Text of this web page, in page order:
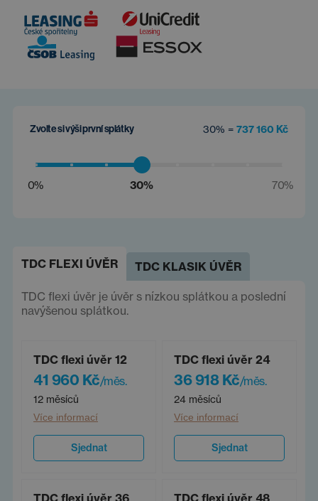
Zvolte si výši první splátky 30% = 737 160 Kč
0% 30% 70%
TDC FLEXI ÚVĚR TDC KLASIK ÚVĚR
TDC flexi úvěr je úvěr s nízkou splátkou a poslední
navýšenou splátkou.
TDC flexi úvěr 12
41 960 Kč/měs.
12 měsíců
Více informací
Sjednat
TDC flexi úvěr 24
36 918 Kč/měs.
24 měsíců
Více informací
Sjednat
TDC flexi úvěr 36 TDC flexi úvěr 48